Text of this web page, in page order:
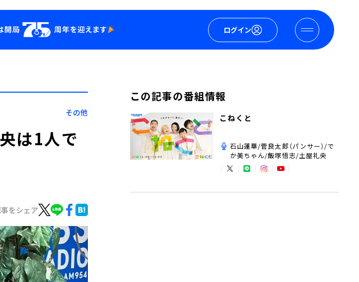
ログイン
YouTube
その他
は1人で
をシェア
この記事の番組情報
こねくと
石山蓮華/菅良太郎（パンサー）/で
か美ちゃん/飯塚悟志/土屋礼央